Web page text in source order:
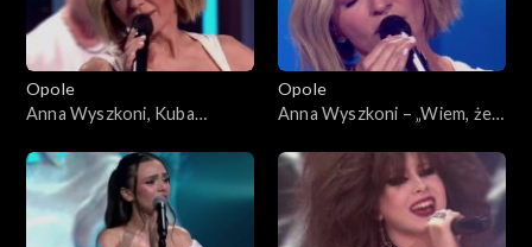
Opole
Anna Wyszkoni, Kuba
63. KFPP: Koncert „Debiuty”
Opole
Anna Wyszkoni – „Wiem, że
Koncert „Debiuty”